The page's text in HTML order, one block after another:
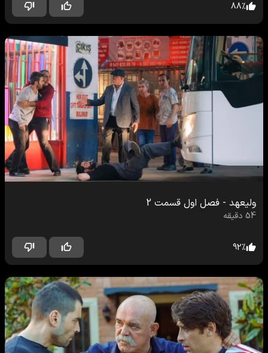
88%
ولیعهد - فصل اول قسمت 2
54 دقیقه
92%